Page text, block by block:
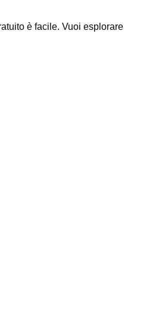
è facile. Vuoi esplorare